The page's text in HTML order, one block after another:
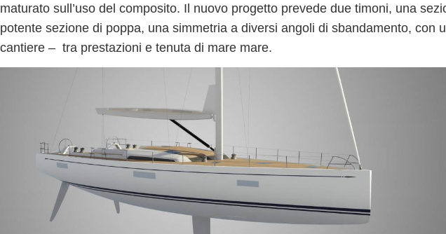
maturato sull’uso del composito. Il nuovo progetto prevede due timoni, una
potente sezione di poppa, una simmetria a diversi angoli di sbandamento, con
cantiere – tra prestazioni e tenuta di mare mare.